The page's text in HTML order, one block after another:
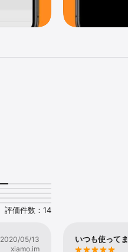
評価件数：14
2020/05/13
xiamo.im
いつも使って